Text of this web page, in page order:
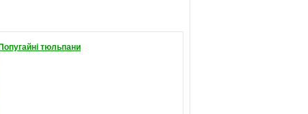
Попугайні тюльпани